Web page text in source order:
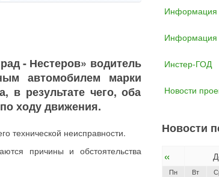
- Нестеров» водитель
автомобилем марки
в результате чего, оба
ходу движения.
технической неисправности.
причины и обстоятельства
Информация
Инстер-ГОД
Новости
Новости
«
Пн Вт